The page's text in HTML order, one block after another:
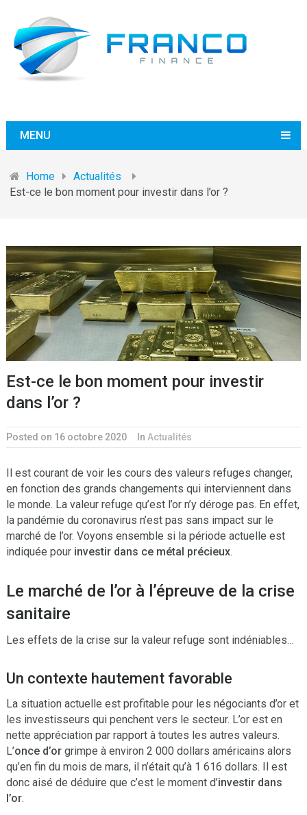
MENU
Home
Actualités
Est-ce le bon moment pour investir dans l’or ?
Est-ce le bon moment pour investir
dans l’or ?
Posted on 16 octobre 2020 In Actualités
Il est courant de voir les cours des valeurs refuges changer,
en fonction des grands changements qui interviennent dans
le monde. La valeur refuge qu’est l’or n’y déroge pas. En effet,
la pandémie du coronavirus n’est pas sans impact sur le
marché de l’or. Voyons ensemble si la période actuelle est
indiquée pour investir dans ce métal précieux.
Le marché de l’or à l’épreuve de la crise
sanitaire
Les effets de la crise sur la valeur refuge sont indéniables…
Un contexte hautement favorable
La situation actuelle est profitable pour les négociants d’or et
les investisseurs qui penchent vers le secteur. L’or est en
nette appréciation par rapport à toutes les autres valeurs.
L’once d’orgrimpe à environ 2 000 dollars américains alors
qu’en fin du mois de mars, il n’était qu’à 1 616 dollars. Il est
donc aisé de déduire que c’est le moment d’investir dans
l’or.